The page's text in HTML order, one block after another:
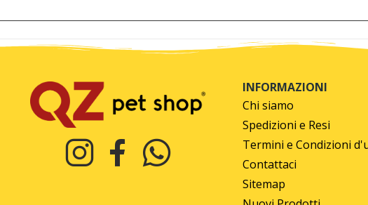
INFORMAZIONI
Chi siamo
Spedizioni e Resi
Termini e Condizioni
Contattaci
Sitemap